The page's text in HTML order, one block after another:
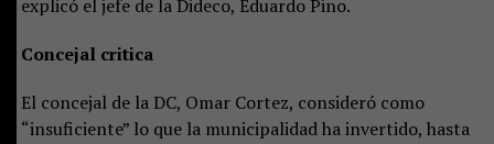
explicó el jefe de la Dideco, Eduardo Pino.
Concejal critica
El concejal de la DC, Omar Cortez, consideró como
“insuficiente” lo que la municipalidad ha invertido, hasta